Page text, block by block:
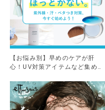
【お悩み別】早めのケアが肝
心！UV対策アイテムなど集めま